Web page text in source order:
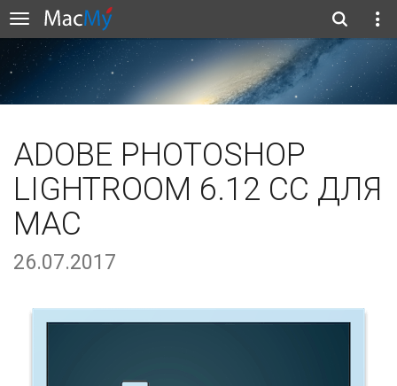
ADOBE PHOTOSHOP
LIGHTROOM 6.12 CC ДЛЯ
MAC
26.07.2017